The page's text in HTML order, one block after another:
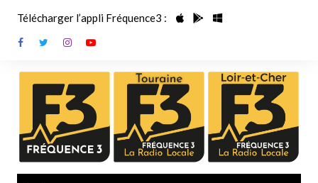
contenu
Télécharger l’appli Fréquence3 :